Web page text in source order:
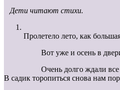
Дети читают стихи.
Пролетело лето, как
Вот уже и осень в двери к
Очень долго ждали все
В садик торопиться снова нам